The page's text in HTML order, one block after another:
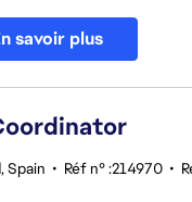
savoir plus
Spain • Réf n° :214970 •